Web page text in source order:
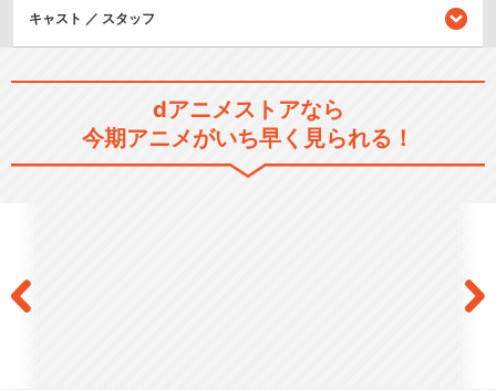
パパンがパンダ! その2
キャスト ／ スタッフ
dアニメストアなら
今期アニメがいち早く見られる！